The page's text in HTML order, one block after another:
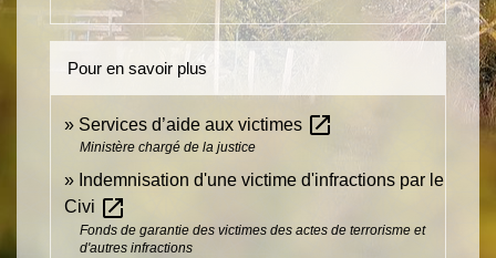
Pour en savoir plus
Services d’aide aux victimes open_in_new
Ministère chargé de la justice
Indemnisation d'une victime d'infractions par le
Civi open_in_new
Fonds de garantie des victimes des actes de terrorisme et
d'autres infractions